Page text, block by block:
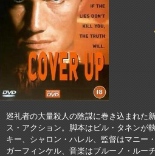
巡礼者の大量殺人の陰謀に巻き込まれた
ス・アクション。脚本はビル・タネンが
キー、シャロン・ハレル、監督はマニー
ガーフィンケル、音楽はブルーノ・ルー